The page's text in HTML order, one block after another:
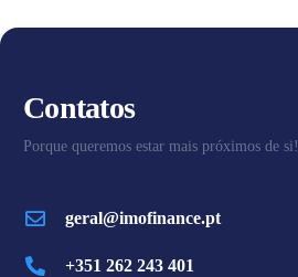
Contatos
Porque queremos estar mais próximos de si!
geral@imofinance.pt
+351 262 243 401